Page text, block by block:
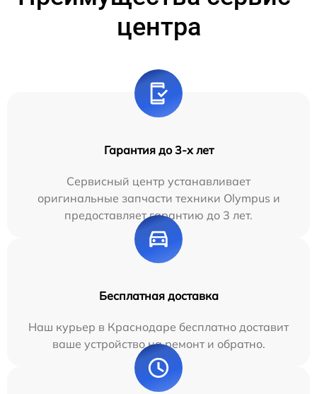
центра
Гарантия до 3-х лет
Сервисный центр устанавливает
оригинальные запчасти техники Olympus и
предоставляет гарантию до 3 лет.
Бесплатная доставка
Наш курьер в Краснодаре бесплатно доставит
ваше устройство на ремонт и обратно.